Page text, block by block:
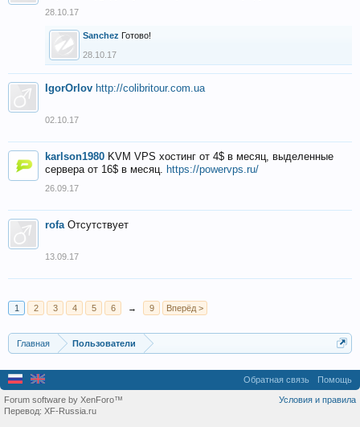
28.10.17
Sanchez Готово!
28.10.17
IgorOrlov http://colibritour.com.ua
02.10.17
karlson1980 KVM VPS хостинг от 4$ в месяц, выделенные
сервера от 16$ в месяц. https://powervps.ru/
26.09.17
rofa Отсутствует
13.09.17
1 2 3 4 5 6 → 9 Вперёд >
Главная Пользователи
Обратная связь Помощь
Условия и правила
Forum software by XenForo™
Перевод: XF-Russia.ru